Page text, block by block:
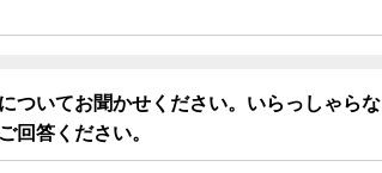
ついてお聞かせください。いらっしゃらな
回答ください。